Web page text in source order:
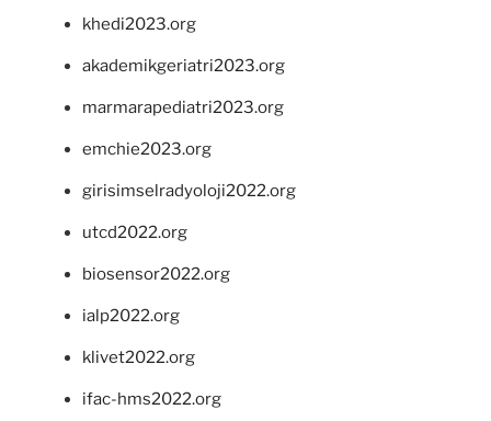
khedi2023.org
akademikgeriatri2023.org
marmarapediatri2023.org
emchie2023.org
girisimselradyoloji2022.org
utcd2022.org
biosensor2022.org
ialp2022.org
klivet2022.org
ifac-hms2022.org